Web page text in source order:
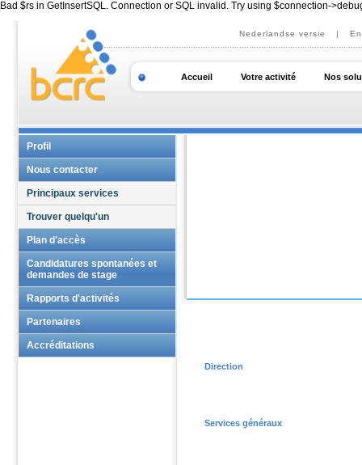
Bad $rs in GetInsertSQL. Connection or SQL invalid. Try using $connection-
Nederlandse versie |
Accueil Votre activité Nos
Profil
Nous contacter
Principaux services
Trouver quelqu'un
Plan d'accès
Candidatures spontanées et
demandes de stage
Rapports d'activités
Partenaires
Accréditations
Direction
Services généraux